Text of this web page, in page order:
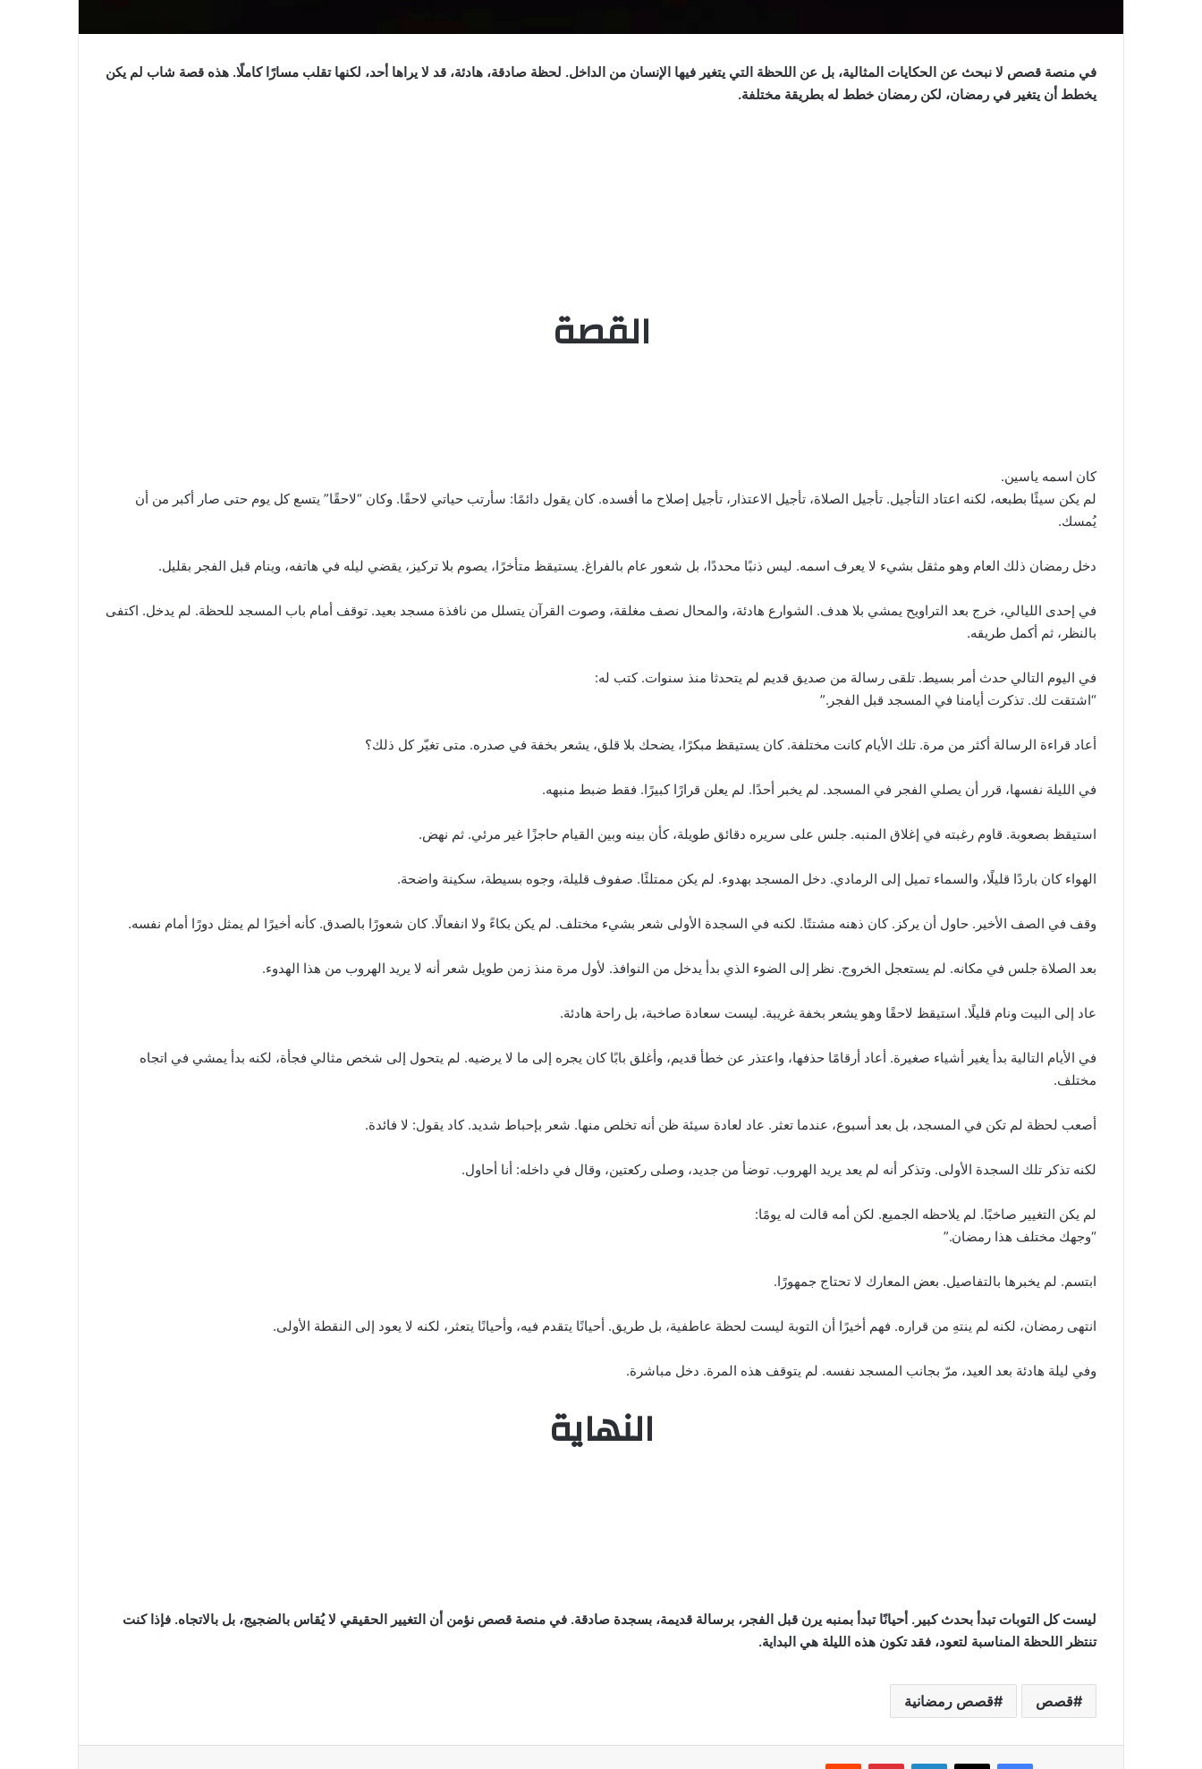
في منصة قصص لا نبحث عن الحكايات المثالية، بل عن اللحظة التي يتغير فيها الإنسان من الداخل. لحظة صادقة، هادئة، قد لا يراها أحد، لكنها تقلب مسارًا كاملًا. هذه قصة شاب لم يكن
يخطط أن يتغير في رمضان، لكن رمضان خطط له بطريقة مختلفة.
القصة
كان اسمه ياسين.
لم يكن سيئًا بطبعه، لكنه اعتاد التأجيل. تأجيل الصلاة، تأجيل الاعتذار، تأجيل إصلاح ما أفسده. كان يقول دائمًا: سأرتب حياتي لاحقًا. وكان “لاحقًا” يتسع كل يوم حتى صار أكبر من أن
يُمسك.
دخل رمضان ذلك العام وهو مثقل بشيء لا يعرف اسمه. ليس ذنبًا محددًا، بل شعور عام بالفراغ. يستيقظ متأخرًا، يصوم بلا تركيز، يقضي ليله في هاتفه، وينام قبل الفجر بقليل.
في إحدى الليالي، خرج بعد التراويح يمشي بلا هدف. الشوارع هادئة، والمحال نصف مغلقة، وصوت القرآن يتسلل من نافذة مسجد بعيد. توقف أمام باب المسجد للحظة. لم يدخل. اكتفى
بالنظر، ثم أكمل طريقه.
في اليوم التالي حدث أمر بسيط. تلقى رسالة من صديق قديم لم يتحدثا منذ سنوات. كتب له:
“اشتقت لك. تذكرت أيامنا في المسجد قبل الفجر.”
أعاد قراءة الرسالة أكثر من مرة. تلك الأيام كانت مختلفة. كان يستيقظ مبكرًا، يضحك بلا قلق، يشعر بخفة في صدره. متى تغيّر كل ذلك؟
في الليلة نفسها، قرر أن يصلي الفجر في المسجد. لم يخبر أحدًا. لم يعلن قرارًا كبيرًا. فقط ضبط منبهه.
استيقظ بصعوبة. قاوم رغبته في إغلاق المنبه. جلس على سريره دقائق طويلة، كأن بينه وبين القيام حاجزًا غير مرئي. ثم نهض.
الهواء كان باردًا قليلًا، والسماء تميل إلى الرمادي. دخل المسجد بهدوء. لم يكن ممتلئًا. صفوف قليلة، وجوه بسيطة، سكينة واضحة.
وقف في الصف الأخير. حاول أن يركز. كان ذهنه مشتتًا. لكنه في السجدة الأولى شعر بشيء مختلف. لم يكن بكاءً ولا انفعالًا. كان شعورًا بالصدق. كأنه أخيرًا لم يمثل دورًا أمام نفسه.
بعد الصلاة جلس في مكانه. لم يستعجل الخروج. نظر إلى الضوء الذي بدأ يدخل من النوافذ. لأول مرة منذ زمن طويل شعر أنه لا يريد الهروب من هذا الهدوء.
عاد إلى البيت ونام قليلًا. استيقظ لاحقًا وهو يشعر بخفة غريبة. ليست سعادة صاخبة، بل راحة هادئة.
في الأيام التالية بدأ يغير أشياء صغيرة. أعاد أرقامًا حذفها، واعتذر عن خطأ قديم، وأغلق بابًا كان يجره إلى ما لا يرضيه. لم يتحول إلى شخص مثالي فجأة، لكنه بدأ يمشي في اتجاه
مختلف.
أصعب لحظة لم تكن في المسجد، بل بعد أسبوع، عندما تعثر. عاد لعادة سيئة ظن أنه تخلص منها. شعر بإحباط شديد. كاد يقول: لا فائدة.
لكنه تذكر تلك السجدة الأولى. وتذكر أنه لم يعد يريد الهروب. توضأ من جديد، وصلى ركعتين، وقال في داخله: أنا أحاول.
لم يكن التغيير صاخبًا. لم يلاحظه الجميع. لكن أمه قالت له يومًا:
“وجهك مختلف هذا رمضان.”
ابتسم. لم يخبرها بالتفاصيل. بعض المعارك لا تحتاج جمهورًا.
انتهى رمضان، لكنه لم ينتهِ من قراره. فهم أخيرًا أن التوبة ليست لحظة عاطفية، بل طريق. أحيانًا يتقدم فيه، وأحيانًا يتعثر، لكنه لا يعود إلى النقطة الأولى.
وفي ليلة هادئة بعد العيد، مرّ بجانب المسجد نفسه. لم يتوقف هذه المرة. دخل مباشرة.
النهاية
ليست كل التوبات تبدأ بحدث كبير. أحيانًا تبدأ بمنبه يرن قبل الفجر، برسالة قديمة، بسجدة صادقة. في منصة قصص نؤمن أن التغيير الحقيقي لا يُقاس بالضجيج، بل بالاتجاه. فإذا كنت
تنتظر اللحظة المناسبة لتعود، فقد تكون هذه الليلة هي البداية.
قصص قصص رمضانية
فيسبوك ‫X لينكدإن بينتيريست